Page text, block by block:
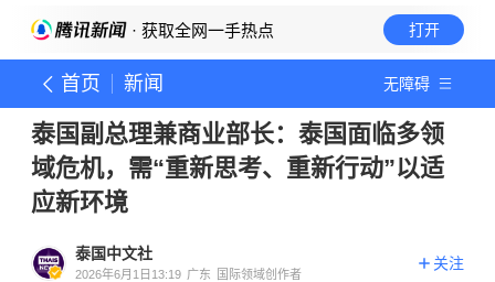
· 获取全网一手热点 打开
首页 新闻 无障碍
泰国副总理兼商业部长：泰国面临多领
域危机，需“重新思考、重新行动”以适
应新环境
泰国中文社
2026年6月1日13:19 广东 国际领域创作者
关注